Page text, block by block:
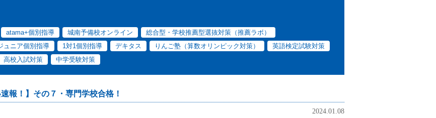
atama+個別指導 城南予備校オンライン
総合型・学校推薦型選抜対策（推薦ラボ）
ュニア個別指導 1対1個別指導 デキタス りんご塾（算数オリンピック対策）
英語検定試験対策
高校入試対策 中学受験対策
速報！】その７・専門学校合格！
2024.01.08